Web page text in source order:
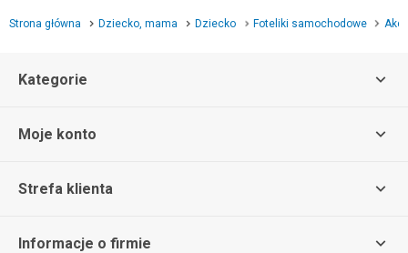
Strona główna Dziecko, mama Dziecko Foteliki samochodowe
Kategorie
Moje konto
Strefa klienta
Informacje o firmie